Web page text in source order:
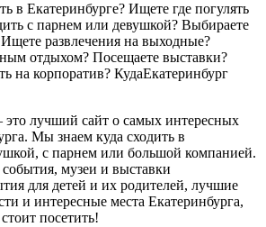
в Екатеринбурге? Ищете где погулять
с парнем или девушкой? Выбираете
развлечения на выходные?
отдыхом? Посещаете выставки?
на корпоратив? КудаЕкатеринбург
лучший сайт о самых интересных
Мы знаем куда сходить в
с парнем или большой компанией.
музеи и выставки
для детей и их родителей, лучшие
и интересные места Екатеринбурга,
посетить!